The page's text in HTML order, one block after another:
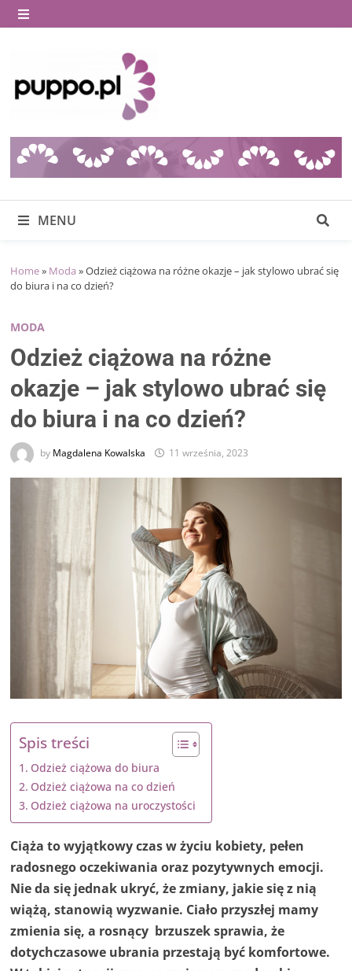
Skip
to
MENU
MENU
Home» Moda »Odzież ciążowa na różne okazje – jak stylowo ubrać się
do biura i na co dzień?
MODA
Odzież ciążowa na różne
okazje – jak stylowo ubrać się
do biura i na co dzień?
by Magdalena Kowalska 11 września, 2023
Spis treści
Odzież ciążowa do biura
Odzież ciążowa na co dzień
Odzież ciążowa na uroczystości
Ciąża to wyjątkowy czas w życiu kobiety, pełen
radosnego oczekiwania oraz pozytywnych emocji.
Nie da się jednak ukryć, że zmiany, jakie się z nią
wiążą, stanowią wyzwanie. Ciało przyszłej mamy
zmienia się, a rosnący brzuszek sprawia, że
dotychczasowe ubrania przestają być komfortowe.